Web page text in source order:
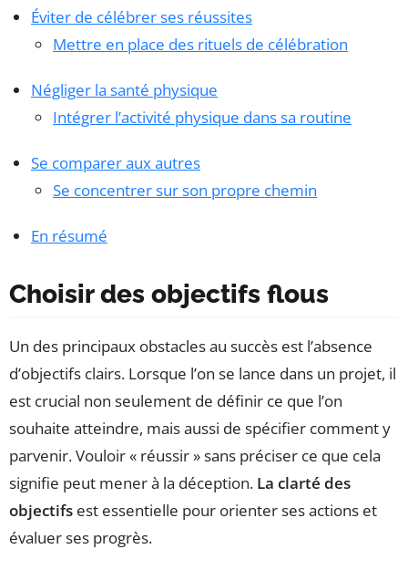
Éviter de célébrer ses réussites
Mettre en place des rituels de célébration
Négliger la santé physique
Intégrer l’activité physique dans sa routine
Se comparer aux autres
Se concentrer sur son propre chemin
En résumé
Choisir des objectifs flous
Un des principaux obstacles au succès est l’absence
d’objectifs clairs. Lorsque l’on se lance dans un projet, il
est crucial non seulement de définir ce que l’on
souhaite atteindre, mais aussi de spécifier comment y
parvenir. Vouloir « réussir » sans préciser ce que cela
signifie peut mener à la déception. La clarté des
objectifs est essentielle pour orienter ses actions et
évaluer ses progrès.